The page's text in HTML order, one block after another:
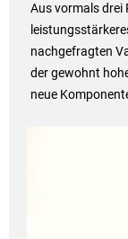
Aus vormals drei
nachgefragten
der gewohnt
neue